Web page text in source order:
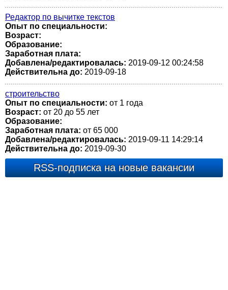
Редактор по вычитке текстов
Опыт по специальности:
Возраст:
Образование:
Заработная плата:
Добавлена/редактировалась: 2019-09-12 00:24:58
Действительна до: 2019-09-18
строительство
Опыт по специальности: от 1 года
Возраст: от 20 до 55 лет
Образование:
Заработная плата: от 65 000
Добавлена/редактировалась: 2019-09-11 14:29:14
Действительна до: 2019-09-30
RSS-подписка на новые вакансии